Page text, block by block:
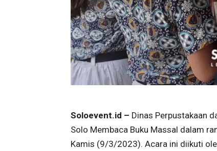
Soloevent.id – Dinas Perpustakaan
Solo Membaca Buku Massal dalam
Kamis (9/3/2023). Acara ini diikuti